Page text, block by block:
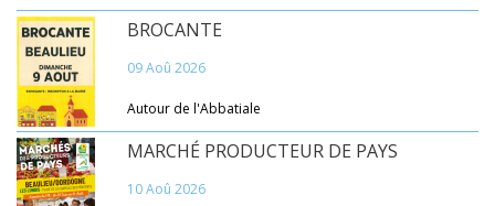
BROCANTE
09 Aoû 2026
Autour de l'Abbatiale
MARCHÉ PRODUCTEUR DE PAYS
10 Aoû 2026